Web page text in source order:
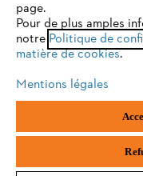
Mentions légales
ANDREAS STIHL NV,
België/Belgique
VAT Number: BE
peuvent fonctionner
optimale de notre site,
l'un des navigateurs
firefox
page.
Pour de plus amples
notre Politique de
matière de cookies.
Mentions légales